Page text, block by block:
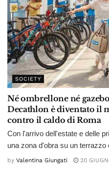
SOCIETY
Né ombrellone né
Decathlon è diventato il
contro il caldo di Roma
Con l'arrivo dell'estate e delle
una zona d'obra su un terrazzo
by Valentina Giungati 20